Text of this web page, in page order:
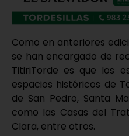
Como en anteriores
se han encargado de
TitiriTorde es que los
espacios históricos de
de San Pedro, Santa
como las Casas del
Clara, entre otros.